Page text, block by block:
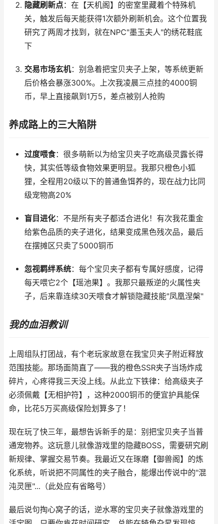
隐藏刷新点：在【天机阁】的密室里藏着个特殊机
关，触发后每天能获得1次额外刷新机会。这个位置我
研究了两周才找到，就在NPC"墨玉夫人"的绣花鞋底
下
交易市场玄机：别急着把宝贝夹子上架，等系统更新
后价格会暴涨300%。上次我凌晨三点挂的4000铜
币，早上直接飙到1万5，差点被别人抢购
养成路上的三大陷阱
过度喂食：很多萌新以为给宝贝夹子吃高级灵露长得
快，其实低等级食物效果更明显。我那只橙色小狐
狸，全程用20级以下的普通鱼饵养的，现在战力比同
级宠物高20%
盲目进化：不是所有夹子都适合进化！有次我花重金
给紫色品质的夹子进化，结果变成黑色残次品，最后
在摆摊区只卖了5000铜币
忽视羁绊系统：每个宝贝夹子都有专属好感度，记得
每天喂它2个【瑶池果】。我那只最叛逆的火属性夹
子，后来靠连续30天喂食才解锁隐藏技能"凤凰涅槃"
我的血泪教训
上周组队打团战，有个老玩家故意在我宝贝夹子附近释放
范围技能。那场面简直了——我的橙色SSR夹子当场炸成
碎片，心疼得我三天没上线。从此立下铁律：给高级夹子
必须佩戴【无相护符】，这种2000铜币的便宜护具能保
命，比花5万买高级保险划算多了！
现在玩了快三年，最想告诉新手的是：别把宝贝夹子当普
通宠物养。这玩意儿就像游戏里的隐藏BOSS，需要研究刷
新规律、掌握交易节奏。我最近又在琢磨【御兽阁】的炼
化系统，听说把不同属性的夹子融合，能爆出传说中的"混
沌灵匣"...（此处应有省略号）
最后说句掏心窝子的话，逆水寒的宝贝夹子就像游戏里的